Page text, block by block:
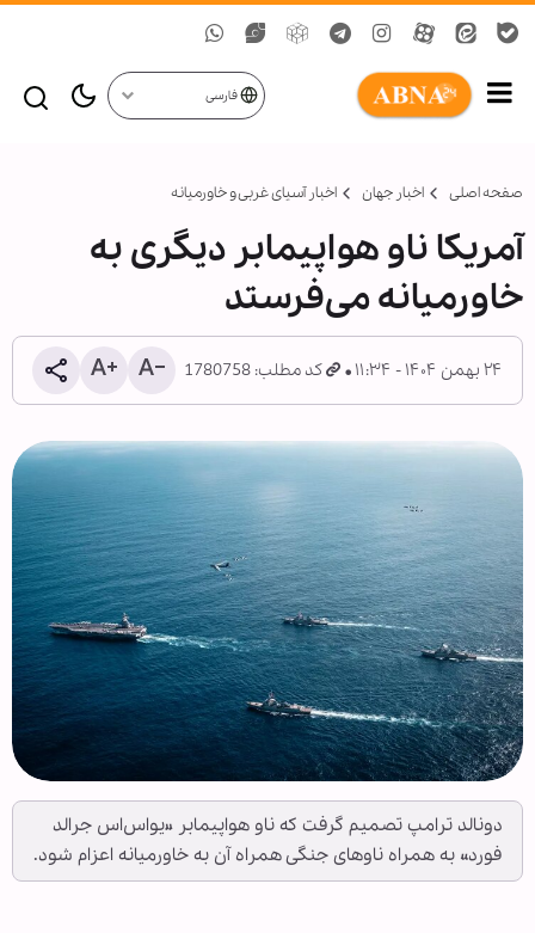
فارسی
صفحه اصلی اخبار جهان اخبار آسیای غربی و خاورمیانه
آمریکا ناو هواپیمابر دیگری به
خاورمیانه می‌فرستد
۲۴ بهمن ۱۴۰۴ - ۱۱:۳۴ کد مطلب: 1780758
دونالد ترامپ تصمیم گرفت که ناو هواپیمابر «یواس‌اس جرالد
فورد» به همراه ناوهای جنگی همراه آن به خاورمیانه اعزام شود.